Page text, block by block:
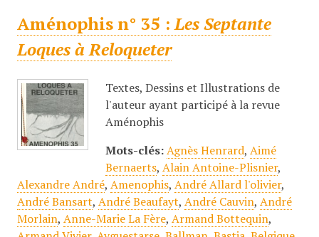
Aménophis n° 35 :Les Septante
Loques à Reloqueter
Textes, Dessins et Illustrations de
l'auteur ayant participé à la revue
Aménophis
Mots-clés: Agnès Henrard, Aimé
Bernaerts, Alain Antoine-Plisnier,
Alexandre André, Amenophis, André Allard l'olivier,
André Bansart, André Beaufayt, André Cauvin, André
Morlain, Anne-Marie La Fère, Armand Bottequin,